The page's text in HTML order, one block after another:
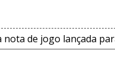
de jogo lançada